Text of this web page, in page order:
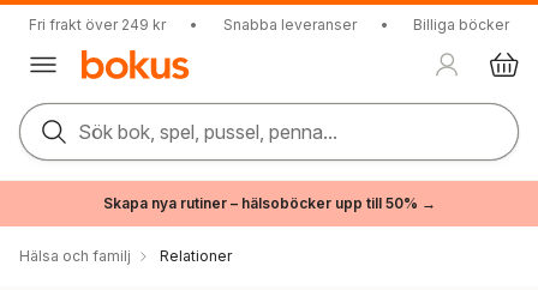
Fri frakt över 249 kr • Snabba leveranser • Billiga böcker
Sök bok, spel, pussel, penna...
Skapa nya rutiner – hälsoböcker upp till 50% →
Hälsa och familj Relationer